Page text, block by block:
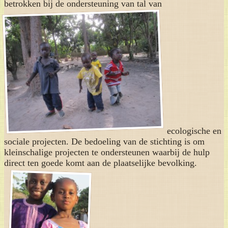
betrokken bij de ondersteuning van tal van
ecologische en
sociale projecten. De bedoeling van de stichting is om
kleinschalige projecten te ondersteunen waarbij de hulp
direct ten goede komt aan de plaatselijke bevolking.